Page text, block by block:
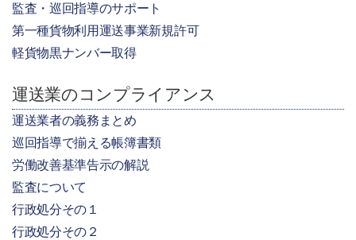
監査・巡回指導のサポート
第一種貨物利用運送事業新規許可
軽貨物黒ナンバー取得
運送業のコンプライアンス
運送業者の義務まとめ
巡回指導で揃える帳簿書類
労働改善基準告示の解説
監査について
行政処分その１
行政処分その２